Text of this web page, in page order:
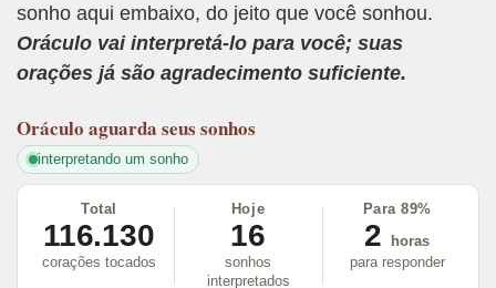
sonho aqui embaixo, do jeito que você sonhou.
Oráculo vai interpretá-lo para você; suas
orações já são agradecimento suficiente.
Oráculo aguarda seus sonhos
interpretando um sonho
Total
116.130
corações tocados
Hoje
16
sonhos
interpretados
Para 89%
2
horas
para responder